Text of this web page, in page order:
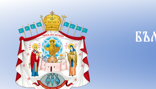
Продължете
към
съдържанието